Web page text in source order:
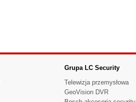
Grupa LC Security
Telewizja przemysłowa
GeoVision DVR